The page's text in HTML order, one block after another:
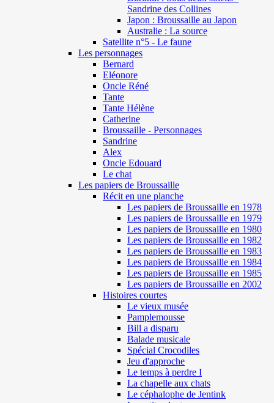
Sandrine des Collines
Japon : Broussaille au Japon
Australie : La source
Satellite n°5 - Le faune
Les personnages
Bernard
Eléonore
Oncle Réné
Tante
Tante Hélène
Catherine
Broussaille - Personnages
Sandrine
Alex
Oncle Edouard
Le chat
Les papiers de Broussaille
Récit en une planche
Les papiers de Broussaille en 1978
Les papiers de Broussaille en 1979
Les papiers de Broussaille en 1980
Les papiers de Broussaille en 1982
Les papiers de Broussaille en 1983
Les papiers de Broussaille en 1984
Les papiers de Broussaille en 1985
Les papiers de Broussaille en 2002
Histoires courtes
Le vieux musée
Pamplemousse
Bill a disparu
Balade musicale
Spécial Crocodiles
Jeu d'approche
Le temps à perdre I
La chapelle aux chats
Le céphalophe de Jentink